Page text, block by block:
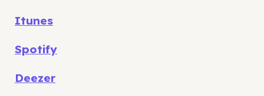
Itunes
Spotify
Deezer